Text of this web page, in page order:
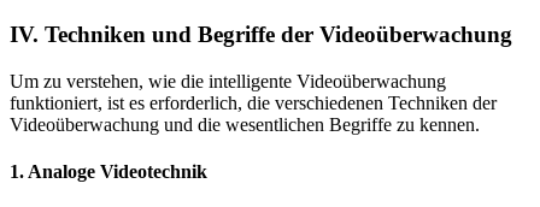
IV. Techniken und Begriffe der Videoüberwachung
Um zu verstehen, wie die intelligente Videoüberwachung
funktioniert, ist es erforderlich, die verschiedenen Techniken der
Videoüberwachung und die wesentlichen Begriffe zu kennen.
1. Analoge Videotechnik